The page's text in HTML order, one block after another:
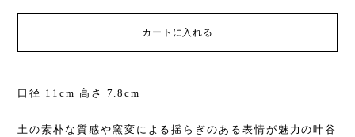
カートに入れる
口径 11cm 高さ 7.8cm
土の素朴な質感や窯変による揺らぎのある表情が魅力の叶谷